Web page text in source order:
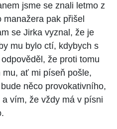
jsme se znali letmo z
pak přišel
se Jirka vyznal, že je
mu bylo ctí, kdybych s
že proti tomu
ať mi píseň pošle,
něco provokativního,
vím, že vždy má v písni